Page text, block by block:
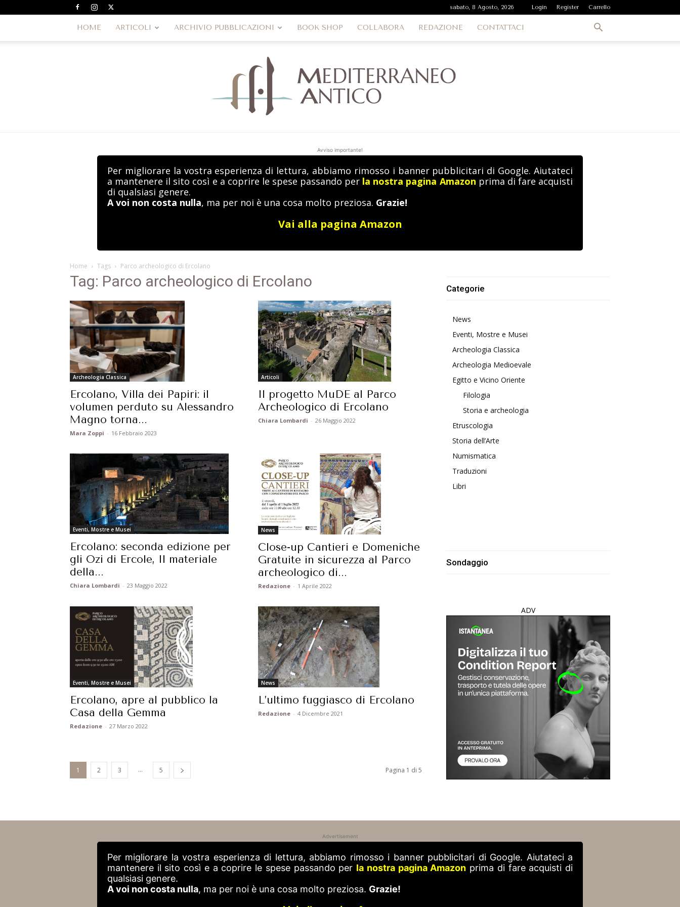
sabato, 8 Agosto, 2026 Login Register Carrello
HOME ARTICOLI ARCHIVIO PUBBLICAZIONI BOOK SHOP COLLABORA REDAZIONE CONTATTACI
MediterraneoAntico
Avviso importante!
Per migliorare la vostra esperienza di lettura, abbiamo rimosso i banner pubblicitari di Google. Aiutateci
a mantenere il sito così e a coprire le spese passando per la nostra pagina Amazon prima di fare acquisti
di qualsiasi genere.
A voi non costa nulla, ma per noi è una cosa molto preziosa. Grazie!
Vai alla pagina Amazon
Home Tags Parco archeologico di Ercolano
Tag: Parco archeologico di Ercolano
Archeologia Classica
Ercolano, Villa dei Papiri: il
volumen perduto su Alessandro
Magno torna...
Mara Zoppi - 16 Febbraio 2023
Articoli
Il progetto MuDE al Parco
Archeologico di Ercolano
Chiara Lombardi - 26 Maggio 2022
Eventi, Mostre e Musei
Ercolano: seconda edizione per
gli Ozi di Ercole, Il materiale
della...
Chiara Lombardi - 23 Maggio 2022
News
Close-up Cantieri e Domeniche
Gratuite in sicurezza al Parco
archeologico di...
Redazione - 1 Aprile 2022
Eventi, Mostre e Musei
Ercolano, apre al pubblico la
Casa della Gemma
Redazione - 27 Marzo 2022
News
L’ultimo fuggiasco di Ercolano
Redazione - 4 Dicembre 2021
1 2 3 ... 5 Pagina 1 di 5
Categorie
News
Eventi, Mostre e Musei
Archeologia Classica
Archeologia Medioevale
Egitto e Vicino Oriente
Filologia
Storia e archeologia
Etruscologia
Storia dell’Arte
Numismatica
Traduzioni
Libri
Sondaggio
ADV
Advertisement
Per migliorare la vostra esperienza di lettura, abbiamo rimosso i banner pubblicitari di Google. Aiutateci a
mantenere il sito così e a coprire le spese passando per la nostra pagina Amazon prima di fare acquisti di
qualsiasi genere.
A voi non costa nulla, ma per noi è una cosa molto preziosa. Grazie!